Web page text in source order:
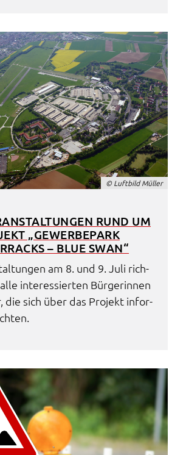
© Luft­bild Müller
RUND UM
„GEWER­BE­PARK
– BLUE SWAN“
am 8. und 9. Juli rich­
inter­es­sier­ten Bürge­rin­nen
die sich über das Projekt infor­